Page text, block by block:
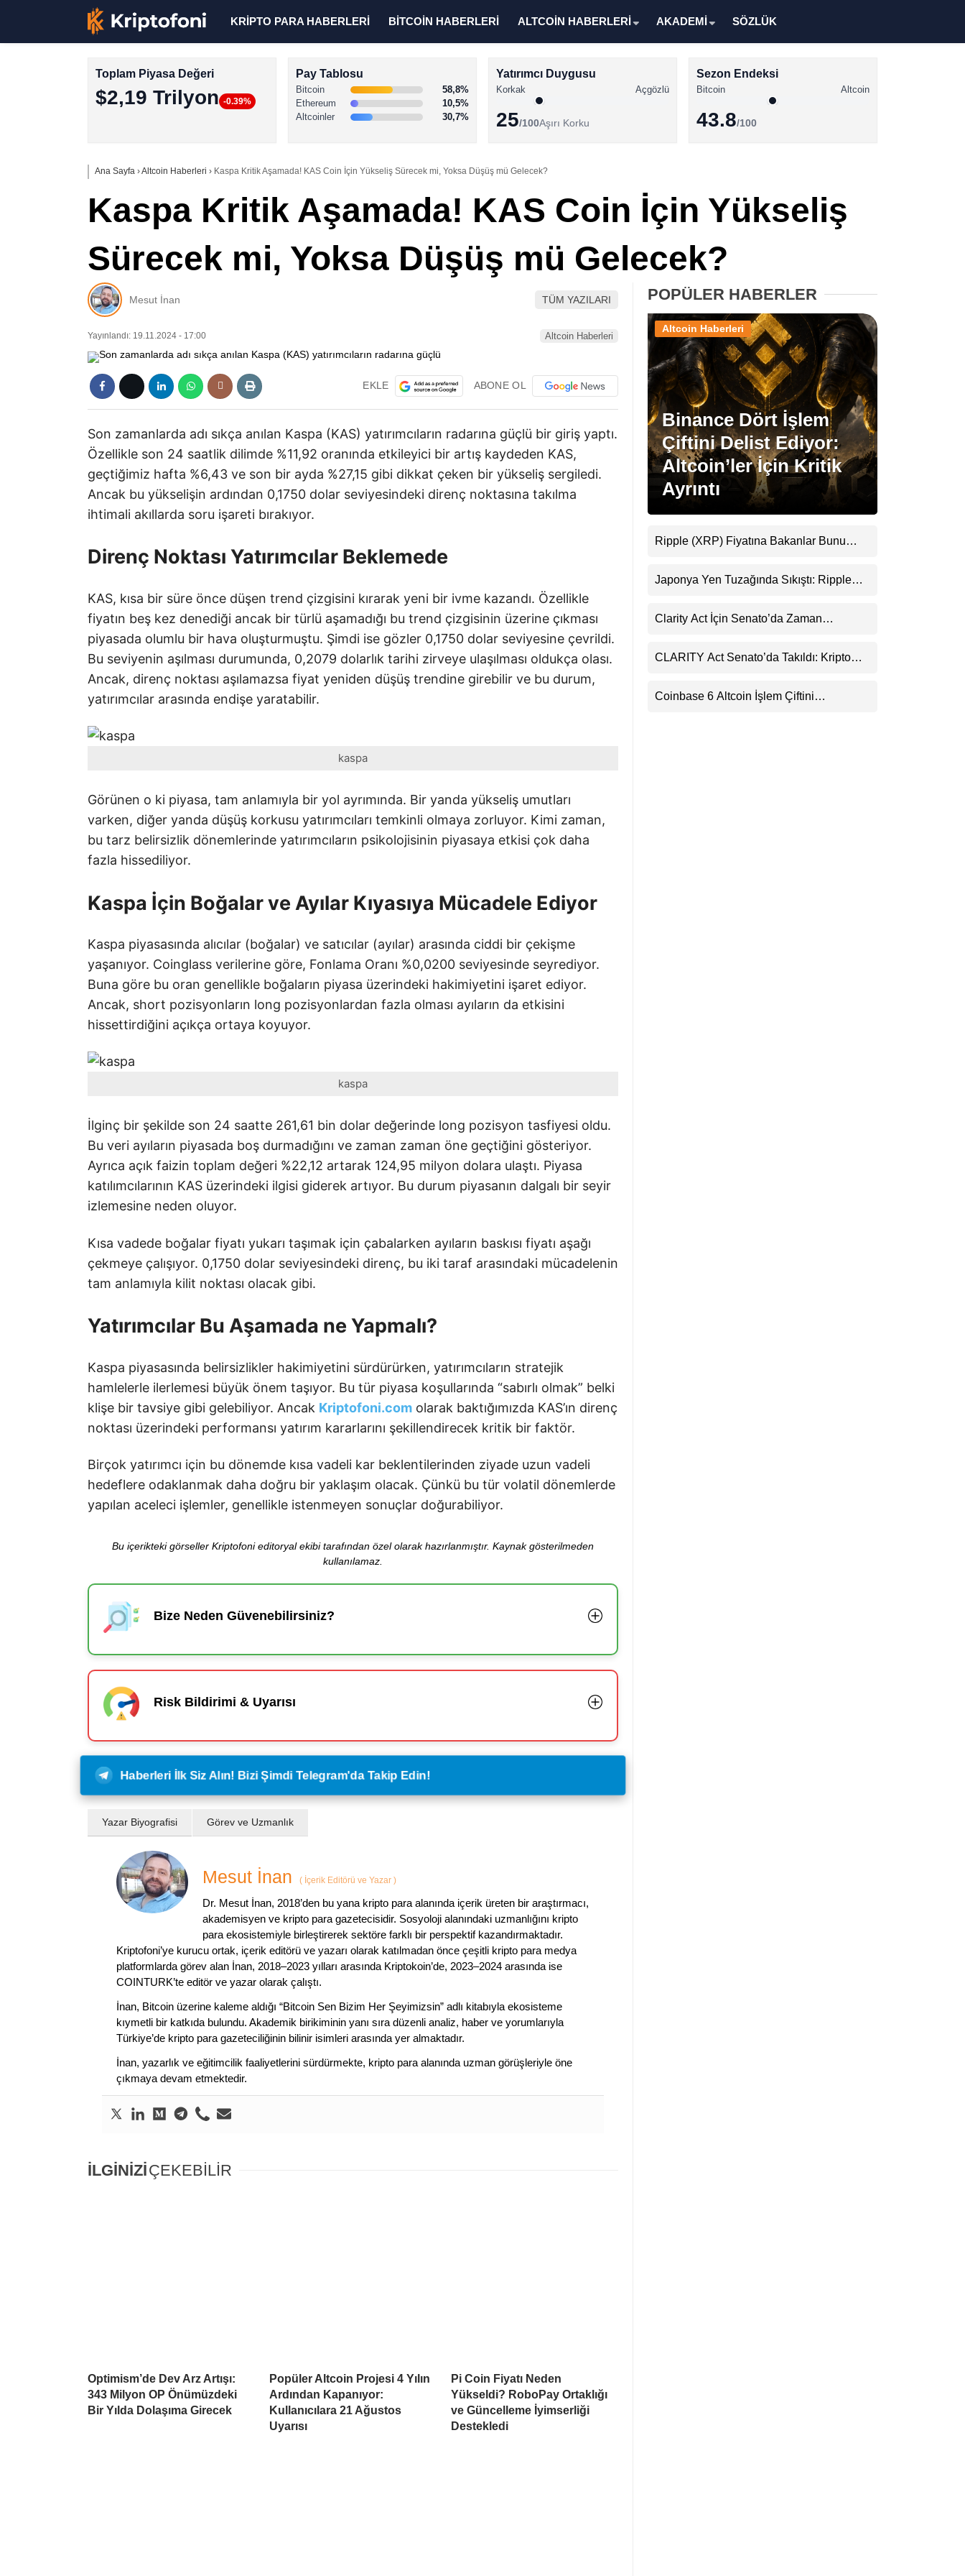
Altcoin Haberleri
XRP Haberleri
Memecoin Haberleri
Stablecoin Haberleri
Facebook
Instagram
LinkedIn
KRİPTO PARA HABERLERİ BİTCOİN HABERLERİ ALTCOİN HABERLERİ AKADEMİ SÖZLÜK
Toplam Piyasa Değeri
$2,19 Trilyon -0.39%
Pay Tablosu
Bitcoin
58,8%
Ethereum
10,5%
Altcoinler
30,7%
Yatırımcı Duygusu
Korkak Açgözlü
25/100Aşırı Korku
Sezon Endeksi
Bitcoin Altcoin
43.8/100
Ana Sayfa ›Altcoin Haberleri › Kaspa Kritik Aşamada! KAS Coin İçin Yükseliş Sürecek mi, Yoksa Düşüş mü Gelecek?
Kaspa Kritik Aşamada! KAS Coin İçin Yükseliş
Sürecek mi, Yoksa Düşüş mü Gelecek?
Mesut İnan TÜM YAZILARI
Yayınlandı: 19.11.2024 - 17:00 Altcoin Haberleri
EKLE ABONE OL
Son zamanlarda adı sıkça anılan Kaspa (KAS) yatırımcıların radarına güçlü bir giriş yaptı.
Özellikle son 24 saatlik dilimde %11,92 oranında etkileyici bir artış kaydeden KAS,
geçtiğimiz hafta %6,43 ve son bir ayda %27,15 gibi dikkat çeken bir yükseliş sergiledi.
Ancak bu yükselişin ardından 0,1750 dolar seviyesindeki direnç noktasına takılma
ihtimali akıllarda soru işareti bırakıyor.
Direnç Noktası Yatırımcılar Beklemede
KAS, kısa bir süre önce düşen trend çizgisini kırarak yeni bir ivme kazandı. Özellikle
fiyatın beş kez denediği ancak bir türlü aşamadığı bu trend çizgisinin üzerine çıkması
piyasada olumlu bir hava oluşturmuştu. Şimdi ise gözler 0,1750 dolar seviyesine çevrildi.
Bu seviyenin aşılması durumunda, 0,2079 dolarlık tarihi zirveye ulaşılması oldukça olası.
Ancak, direnç noktası aşılamazsa fiyat yeniden düşüş trendine girebilir ve bu durum,
yatırımcılar arasında endişe yaratabilir.
kaspa
Görünen o ki piyasa, tam anlamıyla bir yol ayrımında. Bir yanda yükseliş umutları
varken, diğer yanda düşüş korkusu yatırımcıları temkinli olmaya zorluyor. Kimi zaman,
bu tarz belirsizlik dönemlerinde yatırımcıların psikolojisinin piyasaya etkisi çok daha
fazla hissediliyor.
Kaspa İçin Boğalar ve Ayılar Kıyasıya Mücadele Ediyor
Kaspa piyasasında alıcılar (boğalar) ve satıcılar (ayılar) arasında ciddi bir çekişme
yaşanıyor. Coinglass verilerine göre, Fonlama Oranı %0,0200 seviyesinde seyrediyor.
Buna göre bu oran genellikle boğaların piyasa üzerindeki hakimiyetini işaret ediyor.
Ancak, short pozisyonların long pozisyonlardan fazla olması ayıların da etkisini
hissettirdiğini açıkça ortaya koyuyor.
kaspa
İlginç bir şekilde son 24 saatte 261,61 bin dolar değerinde long pozisyon tasfiyesi oldu.
Bu veri ayıların piyasada boş durmadığını ve zaman zaman öne geçtiğini gösteriyor.
Ayrıca açık faizin toplam değeri %22,12 artarak 124,95 milyon dolara ulaştı. Piyasa
katılımcılarının KAS üzerindeki ilgisi giderek artıyor. Bu durum piyasanın dalgalı bir seyir
izlemesine neden oluyor.
Kısa vadede boğalar fiyatı yukarı taşımak için çabalarken ayıların baskısı fiyatı aşağı
çekmeye çalışıyor. 0,1750 dolar seviyesindeki direnç, bu iki taraf arasındaki mücadelenin
tam anlamıyla kilit noktası olacak gibi.
Yatırımcılar Bu Aşamada ne Yapmalı?
Kaspa piyasasında belirsizlikler hakimiyetini sürdürürken, yatırımcıların stratejik
hamlelerle ilerlemesi büyük önem taşıyor. Bu tür piyasa koşullarında “sabırlı olmak” belki
klişe bir tavsiye gibi gelebiliyor. Ancak Kriptofoni.com olarak baktığımızda KAS’ın direnç
noktası üzerindeki performansı yatırım kararlarını şekillendirecek kritik bir faktör.
Birçok yatırımcı için bu dönemde kısa vadeli kar beklentilerinden ziyade uzun vadeli
hedeflere odaklanmak daha doğru bir yaklaşım olacak. Çünkü bu tür volatil dönemlerde
yapılan aceleci işlemler, genellikle istenmeyen sonuçlar doğurabiliyor.
Bu içerikteki görseller Kriptofoni editoryal ekibi tarafından özel olarak hazırlanmıştır. Kaynak gösterilmeden
kullanılamaz.
Bize Neden Güvenebilirsiniz?
Risk Bildirimi & Uyarısı
Haberleri İlk Siz Alın! Bizi Şimdi Telegram'da Takip Edin!
Yazar Biyografisi Görev ve Uzmanlık
Mesut İnan ( İçerik Editörü ve Yazar )
Dr. Mesut İnan, 2018’den bu yana kripto para alanında içerik üreten bir araştırmacı,
akademisyen ve kripto para gazetecisidir. Sosyoloji alanındaki uzmanlığını kripto
para ekosistemiyle birleştirerek sektöre farklı bir perspektif kazandırmaktadır.
Kriptofoni’ye kurucu ortak, içerik editörü ve yazarı olarak katılmadan önce çeşitli kripto para medya
platformlarda görev alan İnan, 2018–2023 yılları arasında Kriptokoin’de, 2023–2024 arasında ise
COINTURK’te editör ve yazar olarak çalıştı.
İnan, Bitcoin üzerine kaleme aldığı “Bitcoin Sen Bizim Her Şeyimizsin” adlı kitabıyla ekosisteme
kıymetli bir katkıda bulundu. Akademik birikiminin yanı sıra düzenli analiz, haber ve yorumlarıyla
Türkiye’de kripto para gazeteciliğinin bilinir isimleri arasında yer almaktadır.
İnan, yazarlık ve eğitimcilik faaliyetlerini sürdürmekte, kripto para alanında uzman görüşleriyle öne
çıkmaya devam etmektedir.
İLGİNİZİÇEKEBİLİR
Optimism’de Dev Arz Artışı:
343 Milyon OP Önümüzdeki
Bir Yılda Dolaşıma Girecek
Popüler Altcoin Projesi 4 Yılın
Ardından Kapanıyor:
Kullanıcılara 21 Ağustos
Uyarısı
Pi Coin Fiyatı Neden
Yükseldi? RoboPay Ortaklığı
ve Güncelleme İyimserliği
Destekledi
POPÜLER HABERLER
Binance Dört İşlem
Çiftini Delist Ediyor:
Altcoin’ler İçin Kritik
Ayrıntı
Altcoin Haberleri
Ripple (XRP) Fiyatına Bakanlar Bunu
Uyarı
Japonya Yen Tuzağında Sıkıştı: Ripple
Clarity Act İçin Senato’da Zaman
CLARITY Act Senato’da Takıldı: Kripto
Coinbase 6 Altcoin İşlem Çiftini